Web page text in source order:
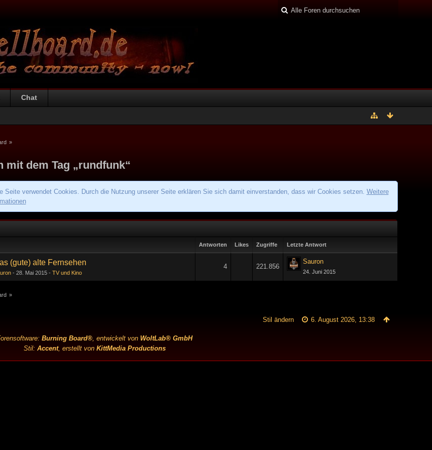
Chat
»
mit dem Tag „rundfunk“
Seite verwendet Cookies. Durch die Nutzung unserer Seite erklären Sie sich damit einverstanden, dass wir Cookies setzen. Weitere
Antworten Likes Zugriffe Letzte Antwort
(gute) alte Fernsehen
28. Mai 2015 TV und Kino
4 221.856
Sauron
24. Juni 2015
»
6. August 2026, 13:38
Stil ändern
Burning Board®, entwickelt von WoltLab® GmbH
Stil: Accent, erstellt von KittMedia Productions